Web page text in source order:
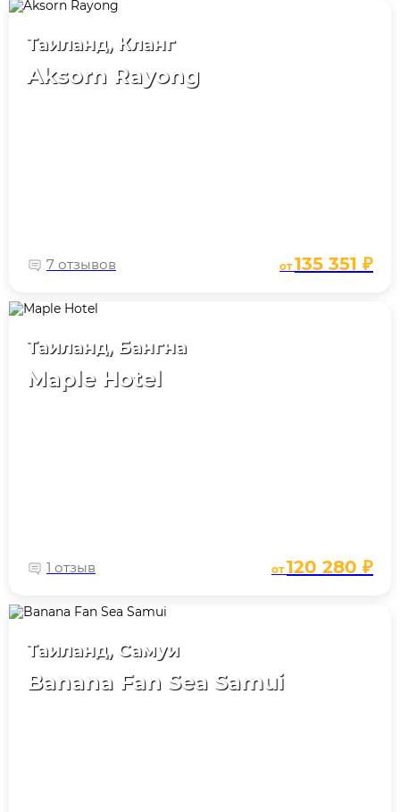
Таиланд, Кланг
Aksorn Rayong
7 отзывов от135 351 ₽
Таиланд, Бангна
Maple Hotel
1 отзыв от120 280 ₽
Таиланд, Самуи
Banana Fan Sea Samui